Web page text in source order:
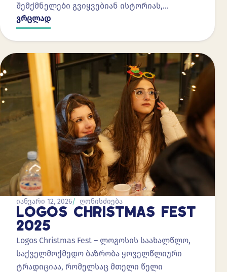
შემქმნელები გვიყვებიან ისტორიას,…
ვრცლად
იანვარი 12, 2026 ღონისძიება
LOGOS CHRISTMAS FEST
2025
Logos Christmas Fest – ლოგოსის საახალწლო,
საქველმოქმედო ბაზრობა ყოველწლიური
ტრადიციაა, რომელსაც მთელი წელი